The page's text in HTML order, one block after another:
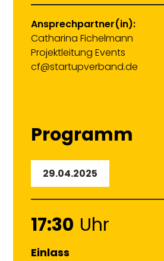
Ansprechpartner(in):
Catharina Fichelmann
Projektleitung Events
cf@startupverband.de
Programm
29.04.2025
17:30 Uhr
Einlass